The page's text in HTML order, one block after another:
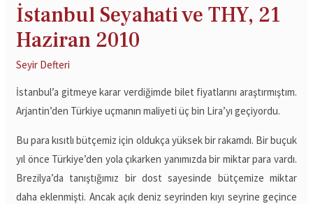
İstanbul Seyahati ve THY, 21
Haziran 2010
Seyir Defteri
İstanbul’a gitmeye karar verdiğimde bilet fiyatlarını araştırmıştım.
Arjantin’den Türkiye uçmanın maliyeti üç bin Lira’yı geçiyordu.
Bu para kısıtlı bütçemiz için oldukça yüksek bir rakamdı. Bir buçuk
yıl önce Türkiye’den yola çıkarken yanımızda bir miktar para vardı.
Brezilya’da tanıştığımız bir dost sayesinde bütçemize miktar
daha eklenmişti. Ancak açık deniz seyrinden kıyı seyrine geçince